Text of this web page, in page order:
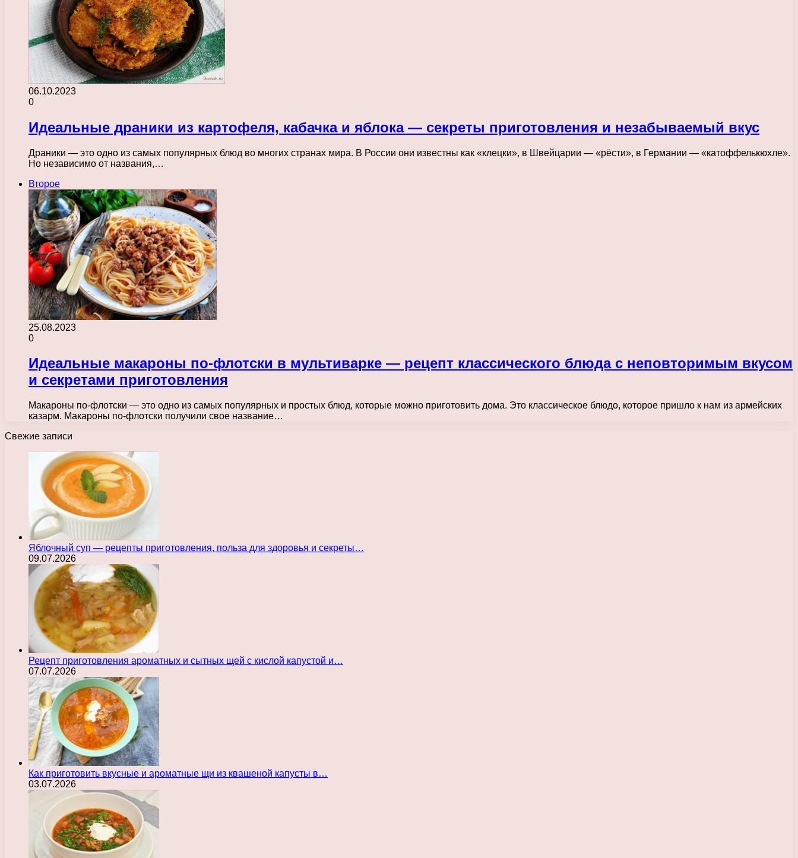
06.10.2023
0
Идеальные драники из картофеля, кабачка и яблока — секреты приготовления и незабываемый вкус
Драники — это одно из самых популярных блюд во многих странах мира. В России они известны как «клецки», в Швейцарии — «рёсти», в Германии — «катоффелькюхле».
Но независимо от названия,…
Второе
25.08.2023
0
Идеальные макароны по-флотски в мультиварке — рецепт классического блюда с неповторимым вкусом
и секретами приготовления
Макароны по-флотски — это одно из самых популярных и простых блюд, которые можно приготовить дома. Это классическое блюдо, которое пришло к нам из армейских
казарм. Макароны по-флотски получили свое название…
Свежие записи
Яблочный суп — рецепты приготовления, польза для здоровья и секреты…
09.07.2026
Рецепт приготовления ароматных и сытных щей с кислой капустой и…
07.07.2026
Как приготовить вкусные и ароматные щи из квашеной капусты в…
03.07.2026